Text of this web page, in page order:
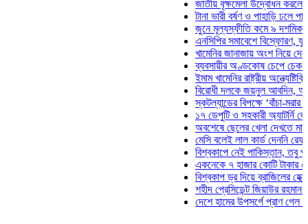
জাতীয় বৃক্ষমেলা উদ্বোধন করলেন
টানা ভারী বর্ষণ ও পাহাড়ি ঢলে
জুনে মূল্যস্ফীতি কমে ৯ দশমিক ১৬
এনসিপির সমাবেশে বিস্ফোরণ,
খামেনির জানাজায় অংশ নিয়ে দেশে
ব্যবসায়ীর অণ্ডকোষ চেপে চেক-
ইমাম খামেনির রাষ্ট্রীয়
বিরোধী দলকে জয়নুল আবদিন,
স্কটল্যান্ডের বিপক্ষে ‘বাঁচা-মরার
১৭ ডেপুটি ও সহকারী অ্যাটর্নি
অবশেষে ছেলের খেলা দেখতে মাঠে
মেসি বলেই লাল কার্ড দেননি রেফারি!
বিশ্বকাপে নেই পাকিস্তান, তবু
একনেকে ৭ হাজার কোটি টাকার ৫
বিশ্বকাপ ড্র দিয়ে ব্রাজিলের হেক্সা
শহীদ প্রেসিডেন্ট জিয়াউর রহমান
দেশে হামের উপসর্গে প্রাণ গেল আরও